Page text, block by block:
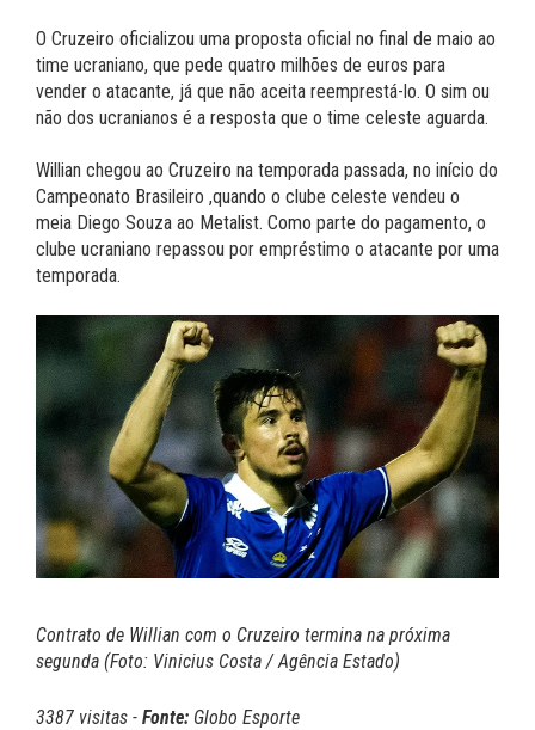
O Cruzeiro oficializou uma proposta oficial no final de maio ao
time ucraniano, que pede quatro milhões de euros para
vender o atacante, já que não aceita reemprestá-lo. O sim ou
não dos ucranianos é a resposta que o time celeste aguarda.
Willian chegou ao Cruzeiro na temporada passada, no início do
Campeonato Brasileiro ,quando o clube celeste vendeu o
meia Diego Souza ao Metalist. Como parte do pagamento, o
clube ucraniano repassou por empréstimo o atacante por uma
temporada.
Contrato de Willian com o Cruzeiro termina na próxima
segunda (Foto: Vinicius Costa / Agência Estado)
3387 visitas - Fonte: Globo Esporte